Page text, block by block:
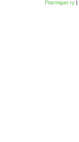
Ptarmigan ry |